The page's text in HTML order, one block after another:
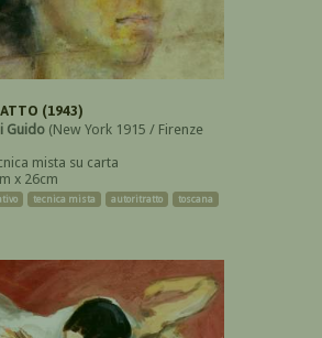
(1943)
Guido (New York 1915 / Firenze
mista su carta
x 26cm
tecnica mista autoritratto
toscana